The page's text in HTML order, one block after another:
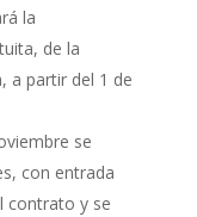
la
de la
a partir del 1 de
se
con entrada
contrato y se